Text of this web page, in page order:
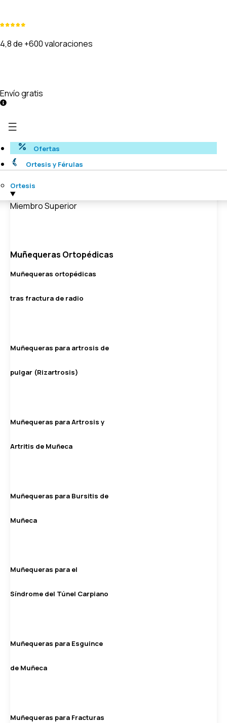
4,8 de +600 valoraciones
Envío gratis
Ofertas
Ortesis y Férulas
Ortesis
Miembro Superior
Muñequeras Ortopédicas
Muñequeras ortopédicas
tras fractura de radio
Muñequeras para artrosis de
pulgar (Rizartrosis)
Muñequeras para Artrosis y
Artritis de Muñeca
Muñequeras para Bursitis de
Muñeca
Muñequeras para el
Síndrome del Túnel Carpiano
Muñequeras para Esguince
de Muñeca
Muñequeras para Fracturas